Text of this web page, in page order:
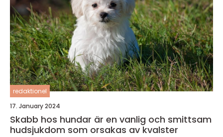
redaktionel
17. January 2024
Skabb hos hundar är en vanlig och smittsam
hudsjukdom som orsakas av kvalster